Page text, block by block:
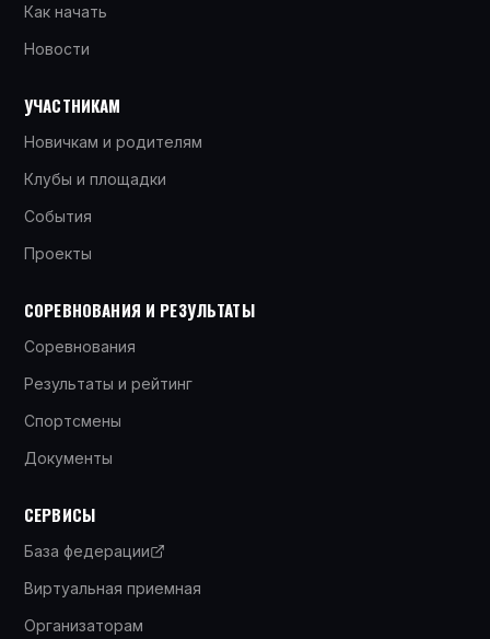
Как начать
Новости
УЧАСТНИКАМ
Новичкам и родителям
Клубы и площадки
События
Проекты
СОРЕВНОВАНИЯ И РЕЗУЛЬТАТЫ
Соревнования
Результаты и рейтинг
Спортсмены
Документы
СЕРВИСЫ
База федерации
Виртуальная приемная
Организаторам